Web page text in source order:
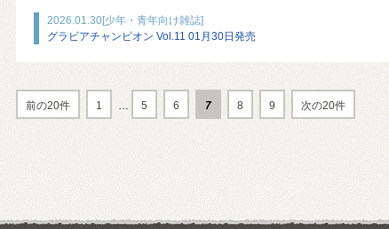
2026.01.30[少年・青年向け雑誌]
グラビアチャンピオン Vol.11 01月30日発売
前の20件 1 … 5 6 7 8 9 次の20件